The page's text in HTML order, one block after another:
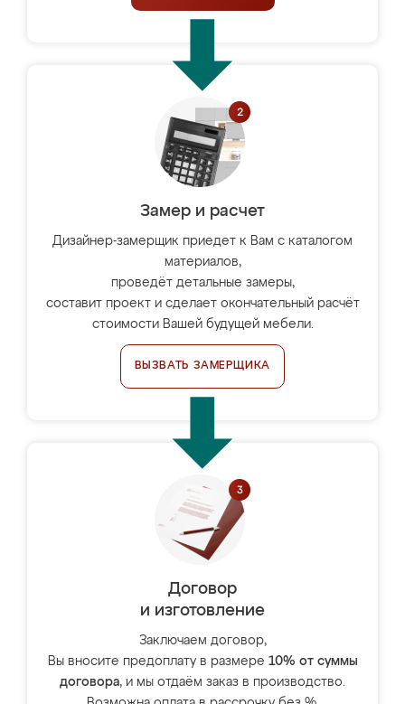
Замер и расчет
Дизайнер-замерщик приедет к Вам с каталогом
материалов,
проведёт детальные замеры,
составит проект и сделает окончательный расчёт
стоимости Вашей будущей мебели.
ВЫЗВАТЬ ЗАМЕРЩИКА
Договор
и изготовление
Заключаем договор,
Вы вносите предоплату в размере 10% от суммы
договора, и мы отдаём заказ в производство.